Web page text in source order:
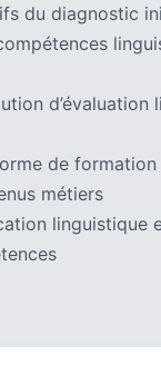
du diagnostic
d’évaluation
de formation
métiers
linguistique